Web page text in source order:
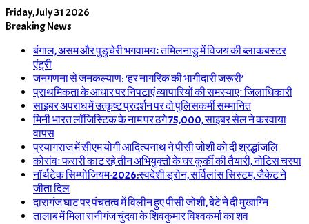
Friday, July 31 2026
Breaking News
बंगाल, असम और पुडुचेरी भगवामयः तमिलनाडु में विजय की ब्लाकबस्टर
एंट्री
जनगणना से जनकल्याण: ‘हर नागरिक की भागीदारी जरूरी’
प्राथमिकता के आधार पर निपटाएं व्यापारियों की समस्याएः जिलाधिकारी
साइबर अपराध में उत्कृष्ट प्रदर्शन पर दो पुलिसकर्मी सम्मानित
मिनी भारत लॉजिस्टिक के नाम पर ठगे 75,000, साइबर सेल ने करवाया
वापस
प्रयागराज में सीएम योगी आदित्यनाथ ने पीसी जोशी को दी श्रद्धांजलि
कोरांवः फरारी काट रहे तीन अभियुक्तों के घर कुर्की की तैयारी, नोटिस चस्पा
नॉर्थटेक सिम्पोजियम-2026:स्वदेशी ड्रोन, सर्विलांस सिस्टम, जैकेट ने
जीता दिल
दारागंज घाट पर पंचतत्व में विलीन हुए पीसी जोशी, बेटे ने दी मुखाग्नि
तालाब में मिला रानीगंज चुंदवा के शिवकुमार विश्वकर्मा का शव